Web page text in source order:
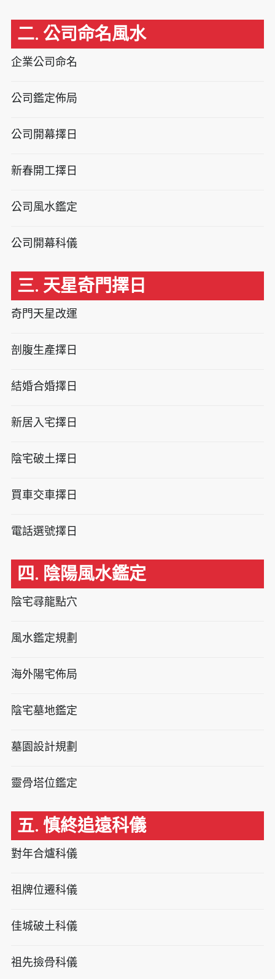
二. 公司命名風水
企業公司命名
公司鑑定佈局
公司開幕擇日
新春開工擇日
公司風水鑑定
公司開幕科儀
三. 天星奇門擇日
奇門天星改運
剖腹生產擇日
結婚合婚擇日
新居入宅擇日
陰宅破土擇日
買車交車擇日
電話選號擇日
四. 陰陽風水鑑定
陰宅尋龍點穴
風水鑑定規劃
海外陽宅佈局
陰宅墓地鑑定
墓園設計規劃
靈骨塔位鑑定
五. 慎終追遠科儀
對年合爐科儀
祖牌位遷科儀
佳城破土科儀
祖先撿骨科儀